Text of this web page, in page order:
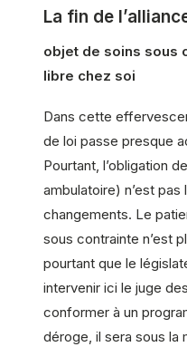
La fin de
objet de soins sous
libre chez soi
Dans cette
de loi passe presque
Pourtant, l’obligation
ambulatoire) n’est
changements. Le
sous contrainte n’est
pourtant que le
intervenir ici le juge
conformer à un
déroge, il sera sous la